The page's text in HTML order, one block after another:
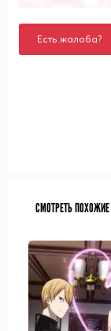
Есть жалоба?
СМОТРЕТЬ ПОХОЖИЕ